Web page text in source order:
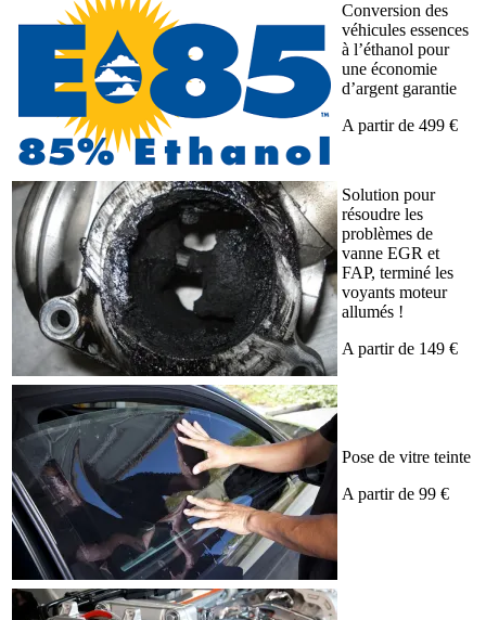
Conversion des
véhicules essences
à l’éthanol pour
une économie
d’argent garantie
A partir de 499 €
Solution pour
résoudre les
problèmes de
vanne EGR et
FAP, terminé les
voyants moteur
allumés !
A partir de 149 €
Pose de vitre teinte
A partir de 99 €